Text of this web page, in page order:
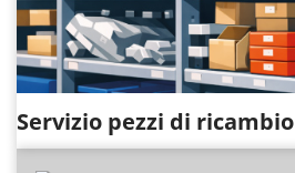
Servizio pezzi di ricambio